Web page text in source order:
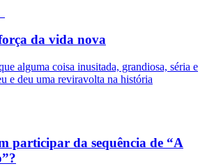
da vida nova
alguma coisa inusitada, grandiosa, séria e
e deu uma reviravolta na história
participar da sequência de “A